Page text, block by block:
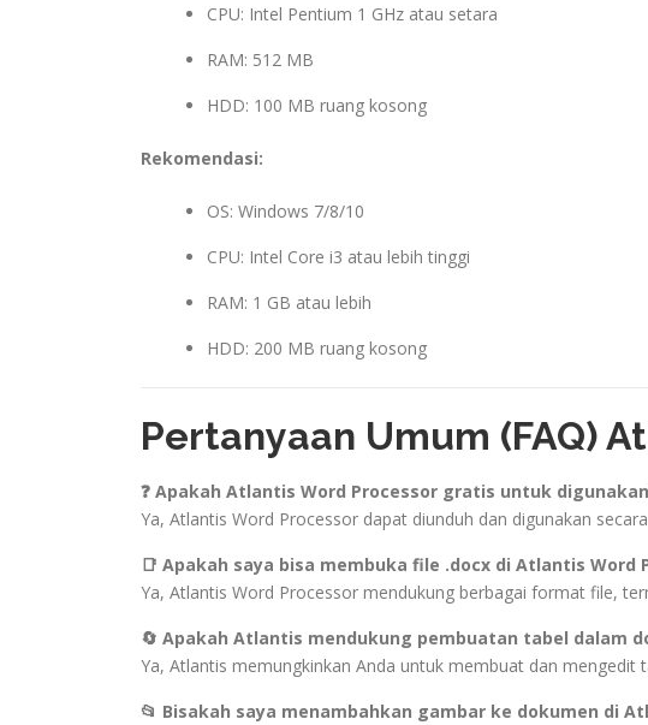
CPU: Intel Pentium 1 GHz atau setara
RAM: 512 MB
HDD: 100 MB ruang kosong
Rekomendasi:
OS: Windows 7/8/10
CPU: Intel Core i3 atau lebih tinggi
RAM: 1 GB atau lebih
HDD: 200 MB ruang kosong
Pertanyaan Umum (FAQ)
❓ Apakah Atlantis Word Processor gratis untuk
Ya, Atlantis Word Processor dapat diunduh dan digunakan
📑 Apakah saya bisa membuka file .docx di Atlantis Word
Ya, Atlantis Word Processor mendukung berbagai format file,
🔄 Apakah Atlantis mendukung pembuatan tabel dalam
Ya, Atlantis memungkinkan Anda untuk membuat dan mengedit
📂 Bisakah saya menambahkan gambar ke dokumen di